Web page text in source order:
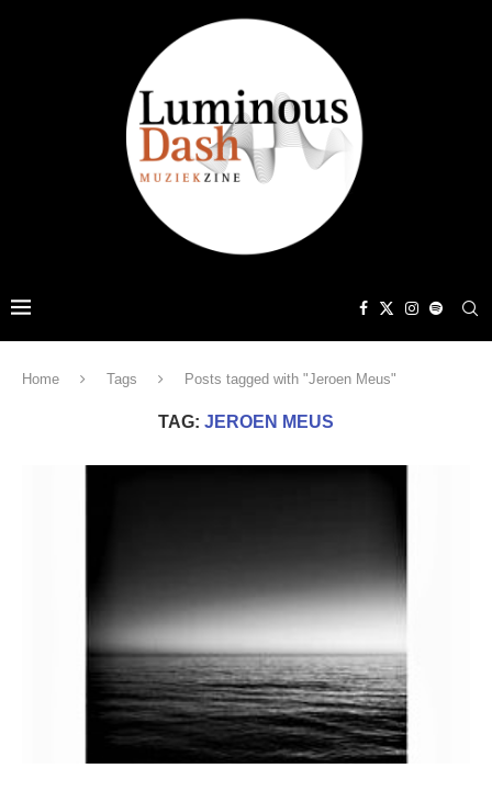
Home Tags Posts tagged with "Jeroen Meus"
TAG: JEROEN MEUS